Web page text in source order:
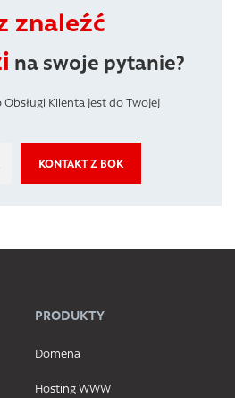
znaleźć
na swoje pytanie?
Klienta jest do Twojej
KONTAKT Z BOK
PRODUKTY
Domena
Hosting WWW